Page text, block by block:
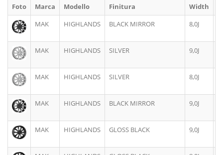
Foto Marca Modello Finitura Width
MAK
HIGHLANDS BLACK MIRROR 8,0J
MAK HIGHLANDS SILVER 9,0J
MAK HIGHLANDS SILVER 8,0J
MAK HIGHLANDS BLACK MIRROR 9,0J
MAK HIGHLANDS GLOSS BLACK 9,0J